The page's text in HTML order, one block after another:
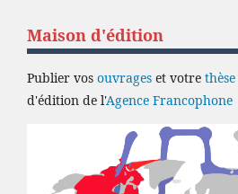
Maison d'édition
Publier vos ouvrages et votre thèse
d'édition de l'Agence Francophone